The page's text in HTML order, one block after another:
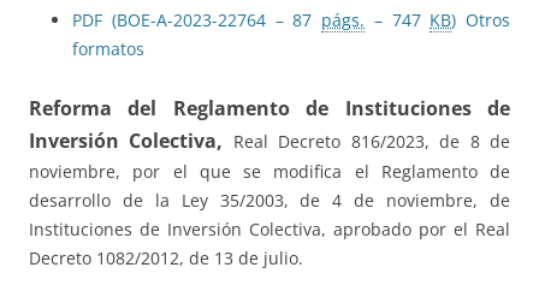
PDF (BOE-A-2023-22764 – 87 págs. – 747 KB) Otros
formatos
Reforma del Reglamento de Instituciones de
Inversión Colectiva, Real Decreto 816/2023, de 8 de
noviembre, por el que se modifica el Reglamento de
desarrollo de la Ley 35/2003, de 4 de noviembre, de
Instituciones de Inversión Colectiva, aprobado por el Real
Decreto 1082/2012, de 13 de julio.